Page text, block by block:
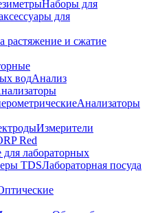
Наборы для
для
растяжение и сжатие
водАнализ
Анализаторы
Измерители
Red
лабораторных
TDSЛабораторная посуда